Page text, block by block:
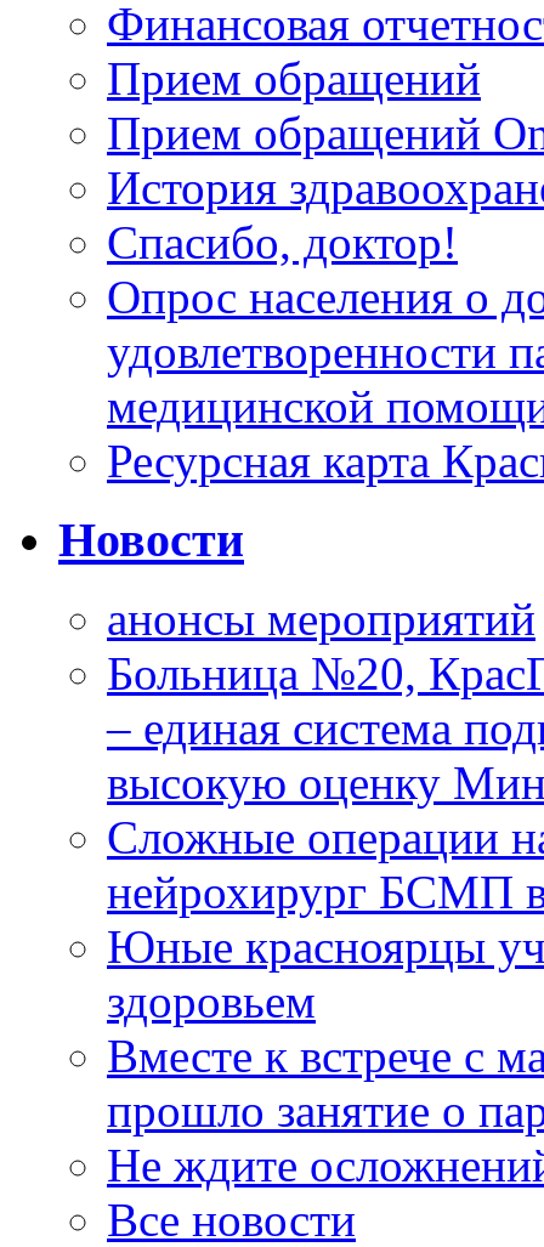
Финансовая
Прием обращений
Прием обращений
История
Спасибо, доктор!
Опрос населения о
удовлетворенности
медицинской
Ресурсная карта
Новости
анонсы мероприятий
Больница №20,
– единая система
высокую оценку
Сложные операции
нейрохирург БСМП
Юные красноярцы
здоровьем
Вместе к встрече с
прошло занятие о
Не ждите
Все новости